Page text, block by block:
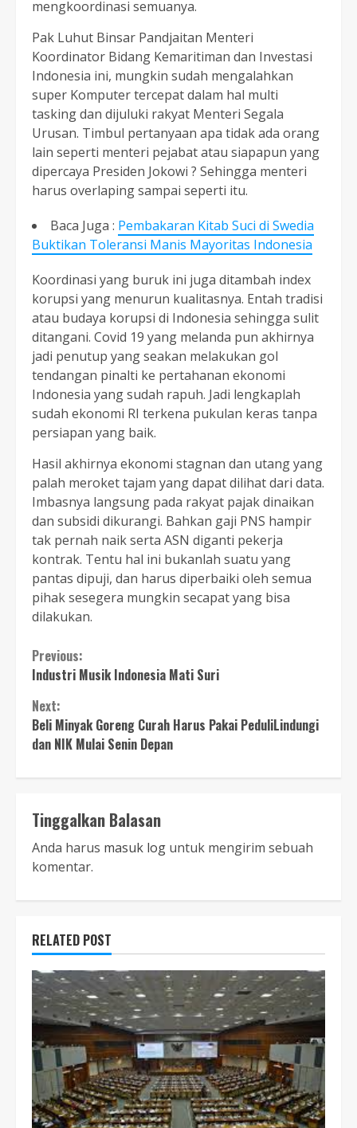
mengkoordinasi semuanya.
Pak Luhut Binsar Pandjaitan Menteri
Koordinator Bidang Kemaritiman dan Investasi
Indonesia ini, mungkin sudah mengalahkan
super Komputer tercepat dalam hal multi
tasking dan dijuluki rakyat Menteri Segala
Urusan. Timbul pertanyaan apa tidak ada orang
lain seperti menteri pejabat atau siapapun yang
dipercaya Presiden Jokowi ? Sehingga menteri
harus overlaping sampai seperti itu.
Baca Juga : Pembakaran Kitab Suci di Swedia
Buktikan Toleransi Manis Mayoritas Indonesia
Koordinasi yang buruk ini juga ditambah index
korupsi yang menurun kualitasnya. Entah tradisi
atau budaya korupsi di Indonesia sehingga sulit
ditangani. Covid 19 yang melanda pun akhirnya
jadi penutup yang seakan melakukan gol
tendangan pinalti ke pertahanan ekonomi
Indonesia yang sudah rapuh. Jadi lengkaplah
sudah ekonomi RI terkena pukulan keras tanpa
persiapan yang baik.
Hasil akhirnya ekonomi stagnan dan utang yang
palah meroket tajam yang dapat dilihat dari data.
Imbasnya langsung pada rakyat pajak dinaikan
dan subsidi dikurangi. Bahkan gaji PNS hampir
tak pernah naik serta ASN diganti pekerja
kontrak. Tentu hal ini bukanlah suatu yang
pantas dipuji, dan harus diperbaiki oleh semua
pihak sesegera mungkin secapat yang bisa
dilakukan.
Continue
Reading
Previous:
Industri Musik Indonesia Mati Suri
Next:
Beli Minyak Goreng Curah Harus Pakai PeduliLindungi
dan NIK Mulai Senin Depan
Tinggalkan Balasan
Anda harus masuk log untuk mengirim sebuah
komentar.
RELATED POST